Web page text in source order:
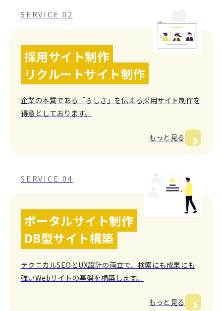
SERVICE 02
採用サイト制作
リクルートサイト制作
企業の本質である「らしさ」を伝える採用サイト制作を
得意としております。
もっと見る
SERVICE 04
ポータルサイト制作
DB型サイト構築
テクニカルSEOとUX設計の両立で、検索にも成果にも
強いWebサイトの基盤を構築します。
もっと見る